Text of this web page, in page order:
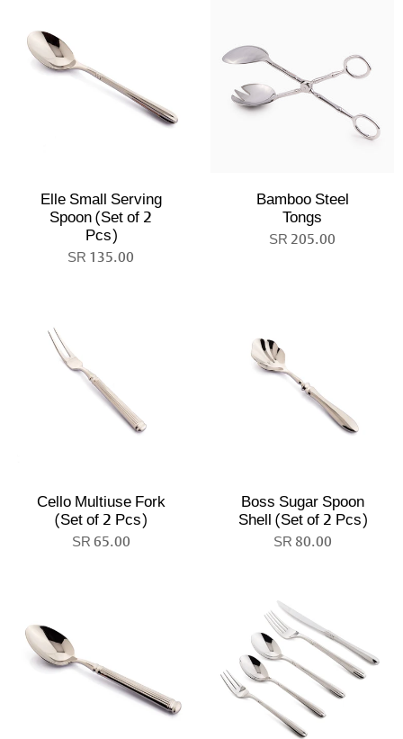
Bamboo Steel
Tongs
205.00 SR
Elle Small Serving
Spoon (Set of 2
Pcs)
135.00 SR
Boss Sugar Spoon
Shell (Set of 2 Pcs)
80.00 SR
Cello Multiuse Fork
(Set of 2 Pcs)
65.00 SR